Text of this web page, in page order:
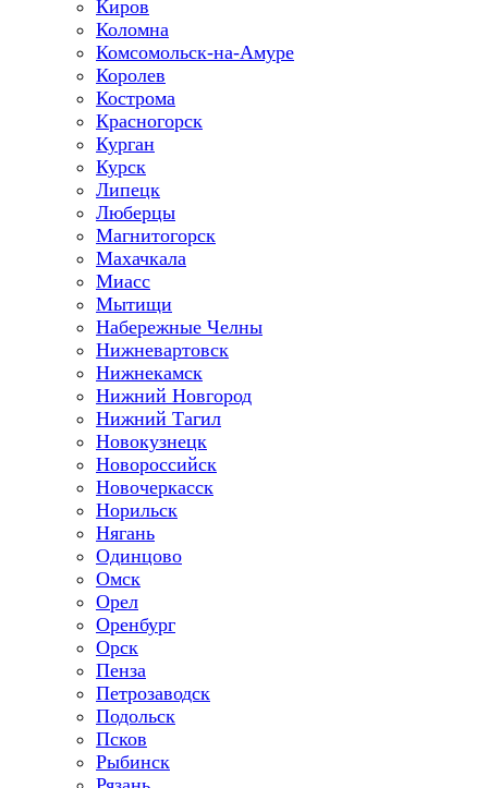
Киров
Коломна
Комсомольск-на-Амуре
Королев
Кострома
Красногорск
Курган
Курск
Липецк
Люберцы
Магнитогорск
Махачкала
Миасс
Мытищи
Набережные Челны
Нижневартовск
Нижнекамск
Нижний Новгород
Нижний Тагил
Новокузнецк
Новороссийск
Новочеркасск
Норильск
Нягань
Одинцово
Омск
Орел
Оренбург
Орск
Пенза
Петрозаводск
Подольск
Псков
Рыбинск